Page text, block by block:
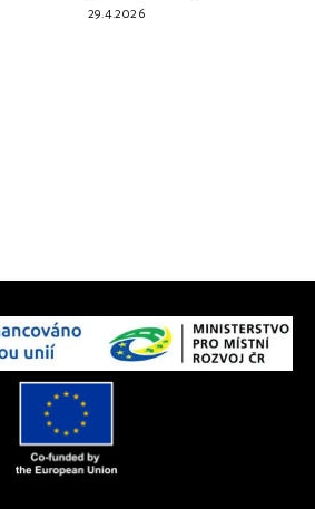
29.4.2026